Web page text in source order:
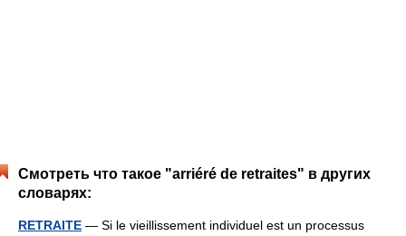
Смотреть что такое "arriéré de retraites" в других
словарях:
RETRAITE — Si le vieillissement individuel est un processus